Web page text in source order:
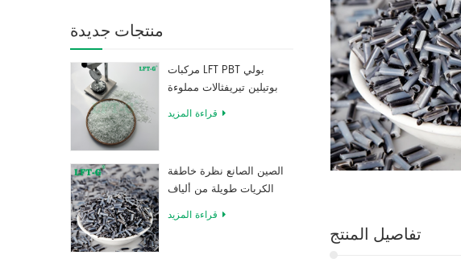
منتجات جديدة
مركبات LFT PBT بولي
بوتيلين تيريفثالات مملوءة
بألياف زجاجية طويلة
قراءة المزيد
الصين الصانع نظرة خاطفة
الكريات طويلة من ألياف
الكربون المقوى بالراتنج
قراءة المزيد
تفاصيل المنتج